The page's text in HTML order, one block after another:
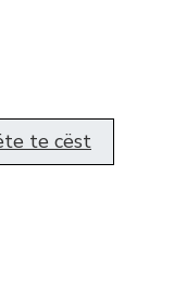
te cëst